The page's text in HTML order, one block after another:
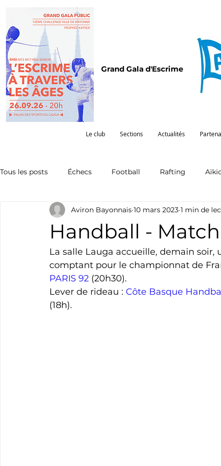
Grand Gala d'Escrime
Le club Sections Actualités
Tous les posts Échecs Football Rafting
Omnisports Partenariat Pelote Pentathlon
Natation Tennis Triathlon
Cyclotourisme Surf Basket
Handball -
Aviron Bayonnais 10 mars 2023 1 min de
La salle Lauga accueille, demain
comptant pour le championnat de
PARIS 92 (20h30).
Lever de rideau : Côte Basque
(18h).